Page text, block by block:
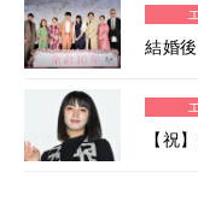
結婚
【祝